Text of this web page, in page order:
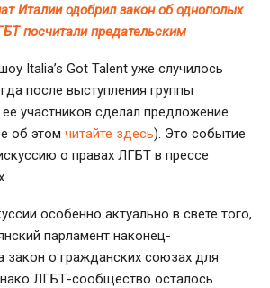
Италии одобрил закон об однополых
посчитали предательским
Italia’s Got Talent уже случилось
после выступления группы
участников сделал предложение
об этом читайте здесь). Это событие
о правах ЛГБТ в прессе
особенно актуально в свете того,
парламент наконец-
закон о гражданских союзах для
ЛГБТ-сообщество осталось